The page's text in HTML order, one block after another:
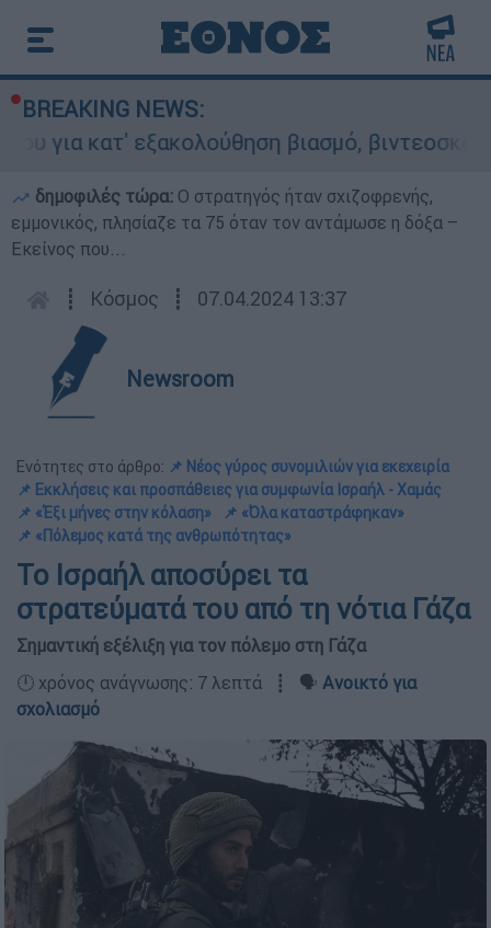
BREAKING NEWS:
εξακολούθηση βιασμό, βιντεοσκόπηση και
δημοφιλές τώρα: O στρατηγός ήταν σχιζοφρενής,
εμμονικός, πλησίαζε τα 75 όταν τον αντάμωσε η δόξα –
Εκείνος που...
┋ Κόσμος ┋ 07.04.2024 13:37
Newsroom
Ενότητες στο άρθρο: 📌 Νέος γύρος συνομιλιών για εκεχειρία
📌 Εκκλήσεις και προσπάθειες για συμφωνία Ισραήλ - Χαμάς
📌 «Έξι μήνες στην κόλαση»
📌 «Όλα καταστράφηκαν»
📌 «Πόλεμος κατά της ανθρωπότητας»
Το Ισραήλ αποσύρει τα
στρατεύματά του από τη νότια Γάζα
Σημαντική εξέλιξη για τον πόλεμο στη Γάζα
🕛 χρόνος ανάγνωσης: 7 λεπτά ┋ 🗣️ Ανοικτό για
σχολιασμό